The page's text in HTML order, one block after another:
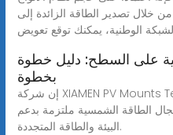
خلال تصدير الطاقة الزائدة إلى
الوطنية، يمكنك توقع تعويض
على السطح: دليل خطوة
بخطوة
إن شركة XIAMEN PV Mounts Technology CO.,LTD هي شركة
الطاقة الشمسية ملتزمة بدعم
البيئة والطاقة المتجددة.